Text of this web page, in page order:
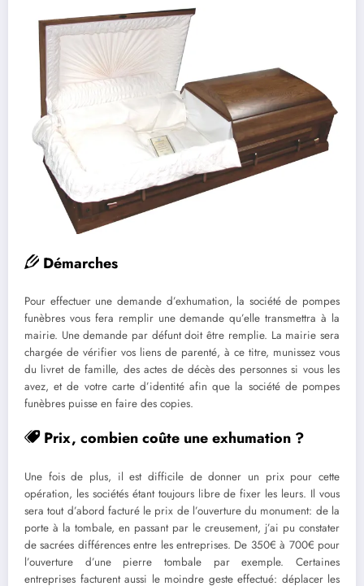
Démarches
Pour effectuer une demande d’exhumation, la société de pompes
funèbres vous fera remplir une demande qu’elle transmettra à la
mairie. Une demande par défunt doit être remplie. La mairie sera
chargée de vérifier vos liens de parenté, à ce titre, munissez vous
du livret de famille, des actes de décès des personnes si vous les
avez, et de votre carte d’identité afin que la société de pompes
funèbres puisse en faire des copies.
Prix, combien coûte une exhumation ?
Une fois de plus, il est difficile de donner un prix pour cette
opération, les sociétés étant toujours libre de fixer les leurs. Il vous
sera tout d’abord facturé le prix de l’ouverture du monument: de la
porte à la tombale, en passant par le creusement, j’ai pu constater
de sacrées différences entre les entreprises. De 350€ à 700€ pour
l’ouverture d’une pierre tombale par exemple. Certaines
entreprises facturent aussi le moindre geste effectué: déplacer les